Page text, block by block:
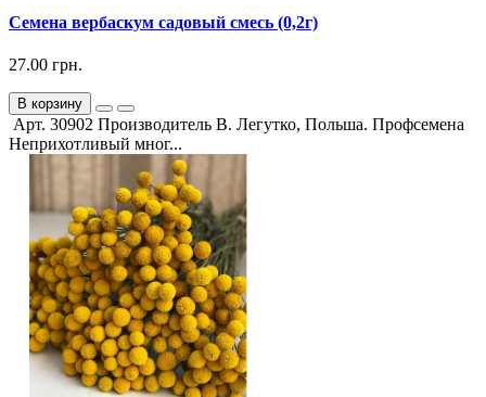
Семена вербаскум садовый смесь (0,2г)
27.00 грн.
В корзину
Арт. 30902 Производитель В. Легутко, Польша. Профсемена
Неприхотливый мног...